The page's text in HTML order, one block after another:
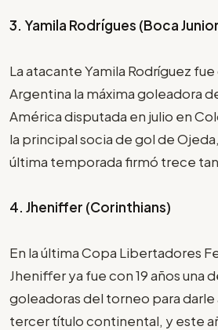
3. Yamila Rodrígues (Boca
La atacante Yamila Rodríguez
Argentina la máxima goleadora
América disputada en julio en
la principal socia de gol de
última temporada firmó trece
4. Jheniffer (Corinthians)
En la última Copa Libertadores
Jheniffer ya fue con 19 años una
goleadoras del torneo para darle
tercer título continental, y este